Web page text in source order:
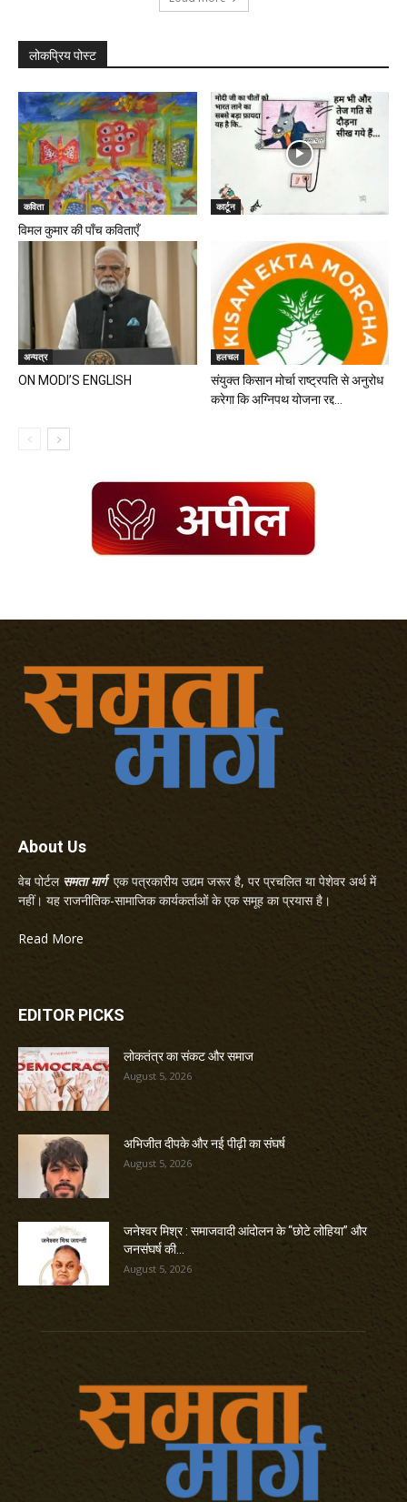
लोकप्रिय पोस्ट
कविता
विमल कुमार की पाँच कविताएँ
कार्टून
अन्यत्र
ON MODI’S ENGLISH
हलचल
संयुक्त किसान मोर्चा राष्ट्रपति से अनुरोध
करेगा कि अग्निपथ योजना रद्द...
About Us
वेब पोर्टल समता मार्गएक पत्रकारीय उद्यम जरूर है, पर प्रचलित या पेशेवर अर्थ में
नहीं। यह राजनीतिक-सामाजिक कार्यकर्ताओं के एक समूह का प्रयास है।
Read More
EDITOR PICKS
लोकतंत्र का संकट और समाज
August 5, 2026
अभिजीत दीपके और नई पीढ़ी का संघर्ष
August 5, 2026
जनेश्वर मिश्र : समाजवादी आंदोलन के “छोटे लोहिया” और
जनसंघर्ष की...
August 5, 2026